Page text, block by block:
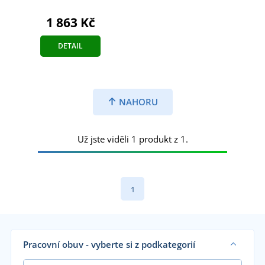
1 863 Kč
DETAIL
NAHORU
Už jste viděli 1 produkt z 1.
1
Pracovní obuv - vyberte si z podkategorií